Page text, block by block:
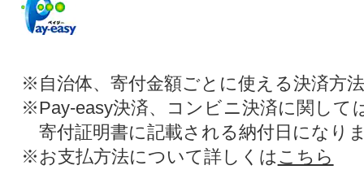
※自治体、寄付金額ごとに使える決済方
※Pay-easy決済、コンビニ決済に関して
寄付証明書に記載される納付日になり
※お支払方法について詳しくは こちら